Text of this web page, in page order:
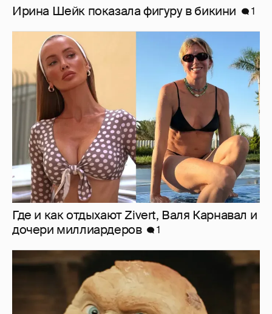
Где и как отдыхают Zivert, Валя Карнавал и
дочери миллиардеров
Нулевой рейтинг, мемы и "туалетный
юмор": в сети обсуждают провал "Колобка"